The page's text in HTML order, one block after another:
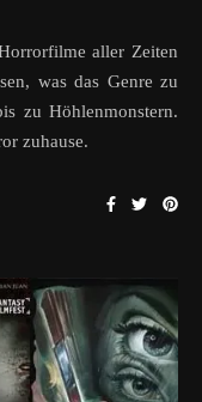
was das Genre zu
zu Höhlenmonstern.
zuhause.